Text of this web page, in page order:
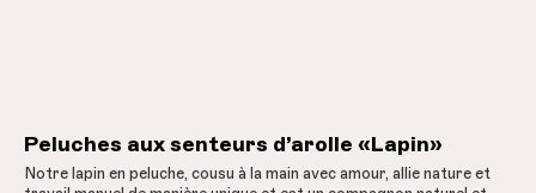
Peluches aux senteurs d’arolle «Lapin»
Notre lapin en peluche, cousu à la main avec amour, allie nature et